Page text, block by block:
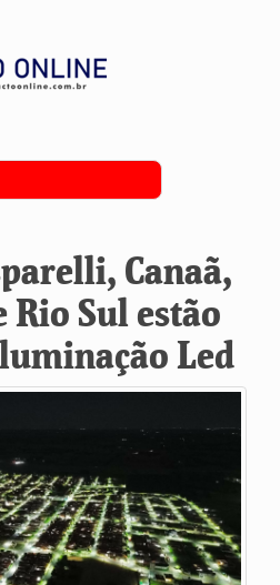
Canaã,
Rio Sul estão
Led